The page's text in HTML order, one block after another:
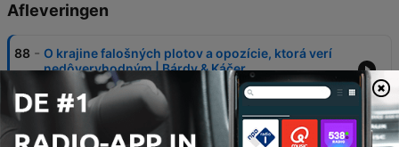
Afleveringen
88 - O krajine falošných plotov a opozície, ktorá verí
nedôveryhodným | Bárdy & Káčer
03 aug. 2026
87
Bolo toto referendum zbytočné? A čo o nás
povedalo? | Bárdy & Káčer